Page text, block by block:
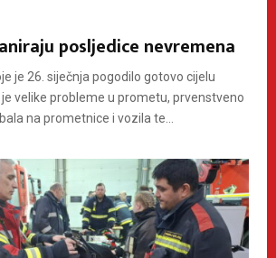
posljedice nevremena
je 26. siječnja pogodilo gotovo cijelu
velike probleme u prometu, prvenstveno
na prometnice i vozila te...